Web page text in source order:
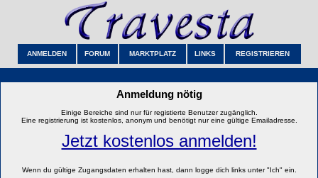
ANMELDEN FORUM MARKTPLATZ LINKS REGISTRIEREN
Anmeldung nötig
Einige Bereiche sind nur für registierte Benutzer zugänglich.
Eine registrierung ist kostenlos, anonym und benötigt nur eine gültige Emailadresse.
Jetzt kostenlos anmelden!
Wenn du gültige Zugangsdaten erhalten hast, dann logge dich links unter "Ich" ein.